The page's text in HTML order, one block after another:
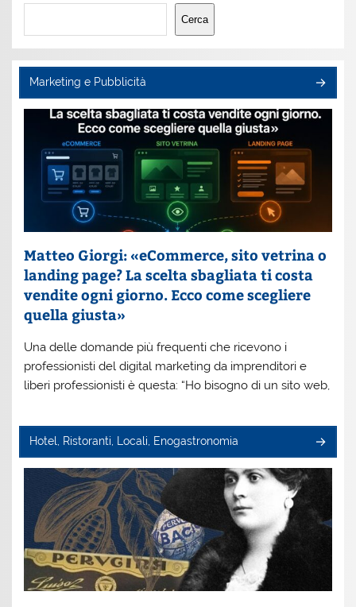
Cerca
Cerca
Marketing e Pubblicità
Matteo Giorgi: «eCommerce, sito vetrina o
landing page? La scelta sbagliata ti costa
vendite ogni giorno. Ecco come scegliere
quella giusta»
Una delle domande più frequenti che ricevono i
professionisti del digital marketing da imprenditori e
liberi professionisti è questa: “Ho bisogno di un sito web,
Hotel, Ristoranti, Locali, Enogastronomia